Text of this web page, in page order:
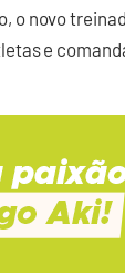
o novo
e